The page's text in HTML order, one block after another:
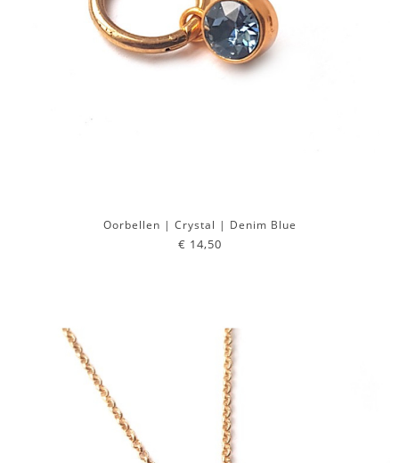
Oorbellen | Crystal | Denim Blue
€ 14,50